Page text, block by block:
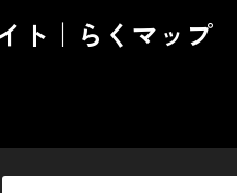
ト｜らくマップ